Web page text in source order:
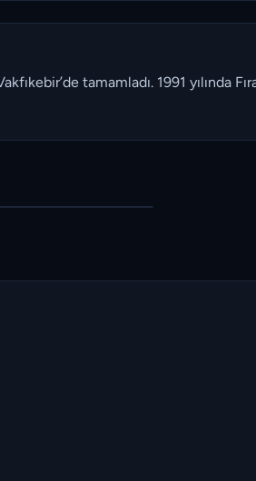
tamamladı. 1991 yılında